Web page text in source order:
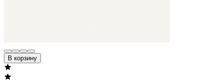
В корзину